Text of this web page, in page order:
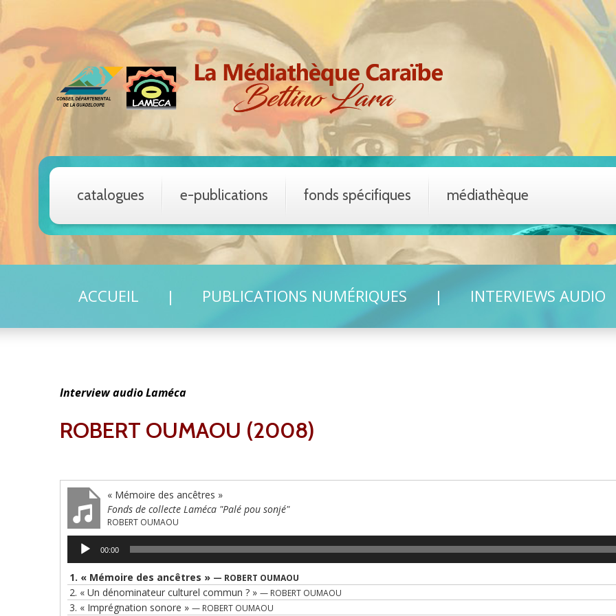
catalogues e-publications fonds spécifiques médiathèque
ACCUEIL PUBLICATIONS NUMÉRIQUES INTERVIEWS AUDIO
Interview audio Laméca
ROBERT OUMAOU (2008)
« Mémoire des ancêtres »
Fonds de collecte Laméca "Palé pou sonjé"
ROBERT OUMAOU
Lecteur
audio
00:00
1. « Mémoire des ancêtres » — ROBERT OUMAOU
2. « Un dénominateur culturel commun ? » — ROBERT OUMAOU
3. « Imprégnation sonore » — ROBERT OUMAOU